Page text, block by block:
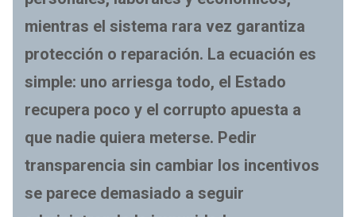
mientras el sistema rara vez garantiza
protección o reparación. La ecuación es
simple: uno arriesga todo, el Estado
recupera poco y el corrupto apuesta a
que nadie quiera meterse. Pedir
transparencia sin cambiar los incentivos
se parece demasiado a seguir